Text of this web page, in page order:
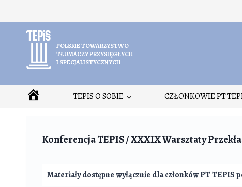
POLSKIE TOWARZYSTWO
TŁUMACZY PRZYSIĘGŁYCH
I SPECJALISTYCZNYCH
TEPIS O SOBIE CZŁONKOWIE PT
Konferencja TEPIS / XXXIX Warsztaty
Materiały dostępne wyłącznie dla członków PT TEPIS